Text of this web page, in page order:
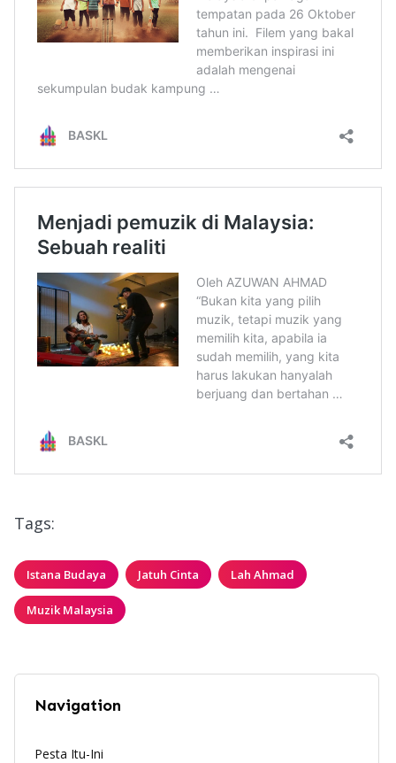
Tags:
Istana Budaya Jatuh Cinta Lah Ahmad
Muzik Malaysia
Navigation
Pesta Itu-Ini